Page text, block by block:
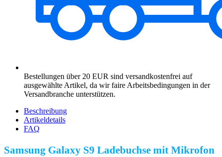
Bestellungen über 20 EUR sind versandkostenfrei auf
ausgewählte Artikel, da wir faire Arbeitsbedingungen in der
Versandbranche unterstützen.
Beschreibung
Artikeldetails
FAQ
Samsung Galaxy S9 Ladebuchse mit Mikrofon